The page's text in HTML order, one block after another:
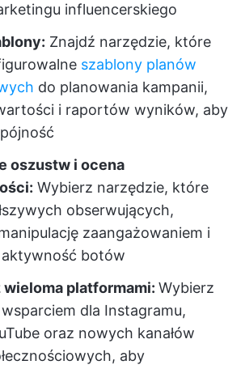
influencerskiego
Znajdź narzędzie, które
szablony planów
do planowania kampanii,
i raportów wyników, aby
oszustw i ocena
Wybierz narzędzie, które
obserwujących,
zaangażowaniem i
botów
wieloma platformami: Wybierz
dla Instagramu,
oraz nowych kanałów
aby